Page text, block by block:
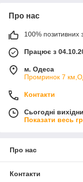
Про нас
100% позитивних з
Працює з
м. Одеса
Промринок 7
Контакти
Сьогодні
Показати весь
Про нас
Контакти